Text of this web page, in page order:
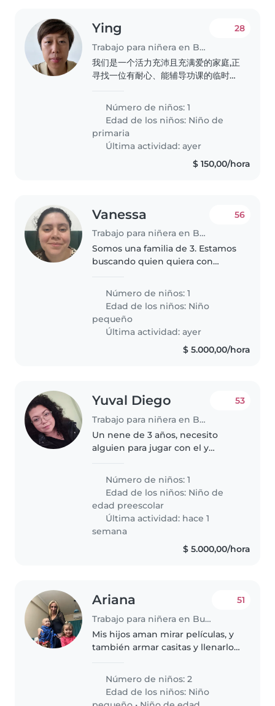
Ying
Trabajo para niñera en Buenos Aires
28
我们是一个活力充沛且充满爱的家庭,正
寻找一位有耐心、能辅导功课的临时保
Número de niños: 1
Edad de los niños: Niño de
primaria
Última actividad: ayer
$ 150,00/hora
Vanessa
Trabajo para niñera en Buenos Aires
56
Somos una familia de 3. Estamos
buscando quien quiera con
Ana de 2 años
Número de niños: 1
Edad de los niños: Niño
pequeño
Última actividad: ayer
$ 5.000,00/hora
Yuval Diego
Trabajo para niñera en Buenos Aires
53
Un nene de 3 años, necesito
alguien para jugar con el y
perra en casa.
Número de niños: 1
Edad de los niños: Niño de
edad preescolar
Última actividad: hace 1
semana
$ 5.000,00/hora
Ariana
Trabajo para niñera en Buenos Aires
51
Mis hijos aman mirar películas, y
también armar casitas y llenarlo
gustan los dinosaurios y fingir
que es uno de ellos
Número de niños: 2
Edad de los niños: Niño